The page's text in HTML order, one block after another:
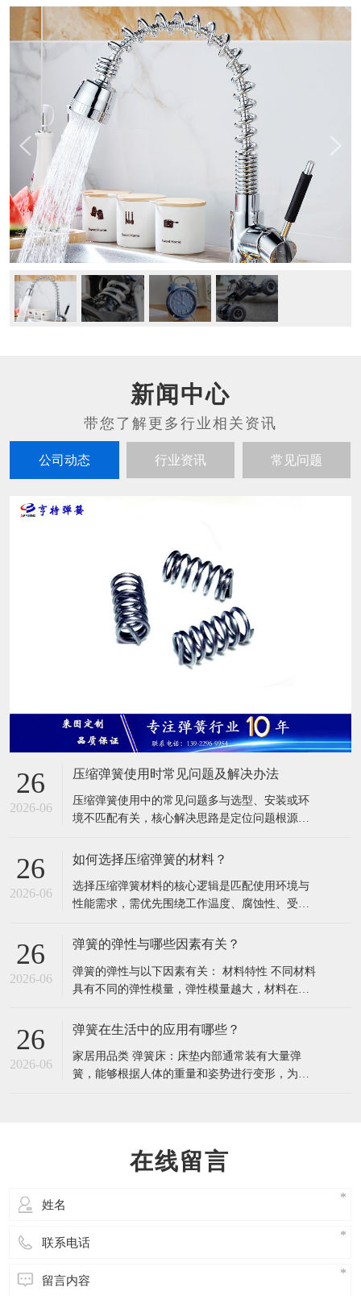
新闻中心
公司动态 行业资讯 常见问题
26
2026-06
压缩弹簧使用时常见问题及解决办法
压缩弹簧使用中的常见问题多与选型、安装或环
境不匹配有关，核心解决思路是定位问题根源
换。以下是高频问题的具体分析及方案： 一、弹
受极限或疲劳失效导致。 可能原因： 实际工作载
荷远超弹簧额定载荷，导致
26
2026-06
如何选择压缩弹簧的材料？
选择压缩弹簧材料的核心逻辑是匹配使用环境与
性能需求，需优先围绕工作温度、腐蚀性、受力
一、明确 3 个核心选择维度 这是材料选型的基
温度直接影响材料的弹性保持能力，超过耐受范
围会导致弹簧永久变形或断裂。 常温场景
26
2026-06
弹簧的弹性与哪些因素有关？
弹簧的弹性与以下因素有关： 材料特性 不同材料
具有不同的弹性模量，弹性模量越大，材料在相
伸或压缩，体现出的弹性越 “硬”。例如，钢的弹
弹簧的弹性相对较小，更难被压缩或拉伸。 材料
的内部结构也会影响弹簧弹性。晶体结
26
2026-06
弹簧在生活中的应用有哪些？
家居用品类 弹簧床：床垫内部通常装有大量弹
簧，能够根据人体的重量和姿势进行变形，为人
私。 家居用品 弹簧恒力弹簧窗帘：通过恒力
在线留言